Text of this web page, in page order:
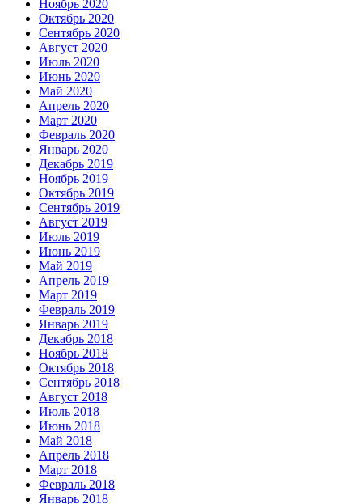
Ноябрь 2020
Октябрь 2020
Сентябрь 2020
Август 2020
Июль 2020
Июнь 2020
Май 2020
Апрель 2020
Март 2020
Февраль 2020
Январь 2020
Декабрь 2019
Ноябрь 2019
Октябрь 2019
Сентябрь 2019
Август 2019
Июль 2019
Июнь 2019
Май 2019
Апрель 2019
Март 2019
Февраль 2019
Январь 2019
Декабрь 2018
Ноябрь 2018
Октябрь 2018
Сентябрь 2018
Август 2018
Июль 2018
Июнь 2018
Май 2018
Апрель 2018
Март 2018
Февраль 2018
Январь 2018